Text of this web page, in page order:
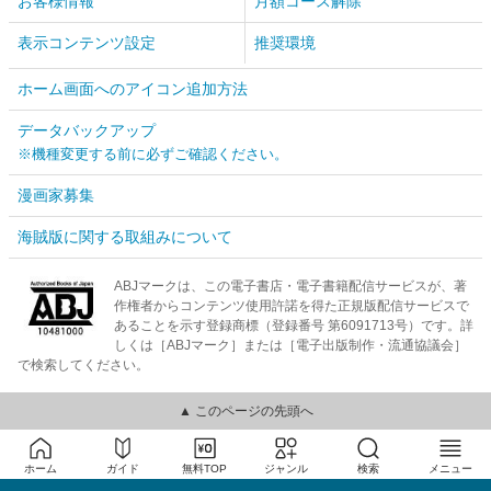
表示コンテンツ設定 推奨環境
ホーム画面へのアイコン追加方法
データバックアップ
※機種変更する前に必ずご確認ください。
漫画家募集
海賊版に関する取組みについて
ABJマークは、この電子書店・電子書籍配信サービスが、著
作権者からコンテンツ使用許諾を得た正規版配信サービスで
あることを示す登録商標（登録番号 第6091713号）です。詳
しくは［ABJマーク］または［電子出版制作・流通協議会］
で検索してください。
▲ このページの先頭へ
ホーム ガイド 無料TOP ジャンル 検索 メニュー